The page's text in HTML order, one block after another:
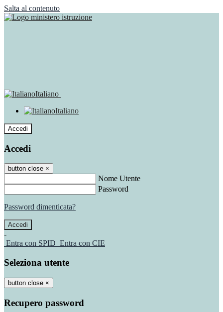
Salta al contenuto
Italiano
Italiano
Accedi
Accedi
button close ×
Nome Utente
Password
Password dimenticata?
-
Entra con SPID Entra con CIE
Seleziona utente
button close ×
Recupero password